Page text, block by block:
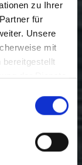
zu Ihrer
für
Unsere
mit
bereitgestellt
der Dienste